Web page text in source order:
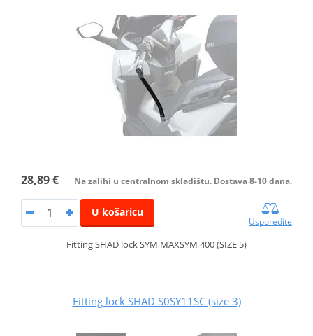
28,89 € Na zalihi u centralnom skladištu. Dostava 8-10 dana.
U košaricu
Usporedite
Fitting SHAD lock SYM MAXSYM 400 (SIZE 5)
Fitting lock SHAD S0SY11SC (size 3)